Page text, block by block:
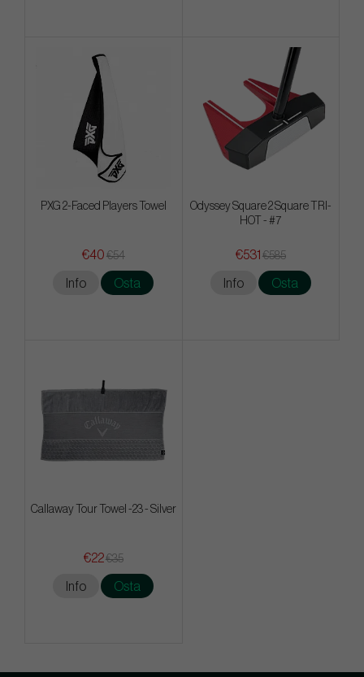
PXG 2-Faced Players Towel
€40 €54
Info Osta
Odyssey Square 2 Square TRI-
HOT - #7
€531 €585
Info Osta
Callaway Tour Towel -23 - Silver
€22€35
Info Osta